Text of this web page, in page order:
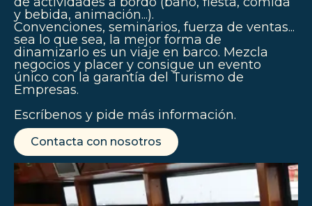
y bebida, animación...).
Convenciones, seminarios, fuerza de ventas...
sea lo que sea, la mejor forma de
dinamizarlo es un viaje en barco. Mezcla
negocios y placer y consigue un evento
único con la garantía del Turismo de
Empresas.
Escríbenos y pide más información.
Contacta con nosotros